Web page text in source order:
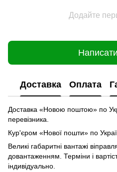
Додайте
Доставка Оплата
Доставка «Новою поштою» по
перевізника.
Кур'єром «Нової пошти» по
Великі габаритні вантажі
довантаженням. Терміни і
індивідуально.